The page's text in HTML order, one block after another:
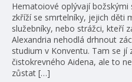
Hematoiové oplývají
zkříží se smrtelníky, jejich děti
služebníky, nebo strážci, kteří
Alexandria nehodlá drhnout
studium v Konventu. Tam se
čistokrevného Aidena, ale to
zůstat […]